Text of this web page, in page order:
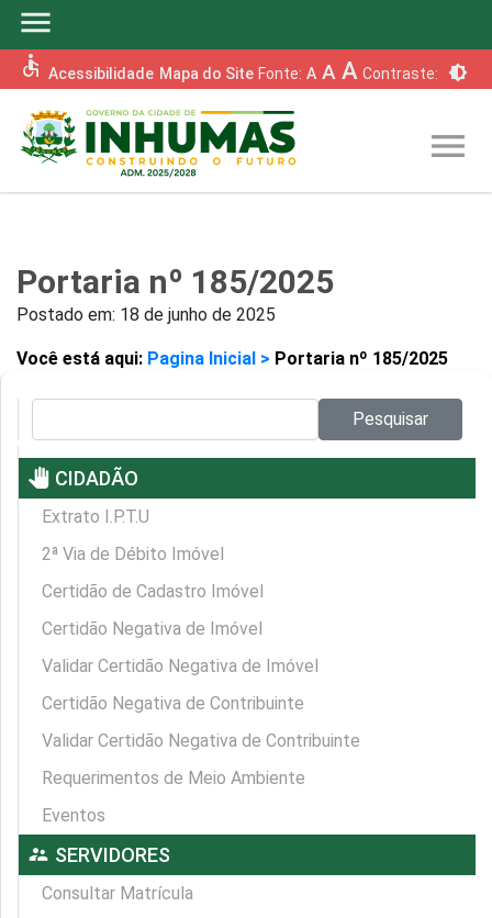
menu
accessible Acessibilidade Mapa do Site Fonte: A A A Contraste: brightness_6
menu
Portaria nº 185/2025
Postado em: 18 de junho de 2025
Você está aqui: Pagina Inicial > Portaria nº 185/2025
Pesquisar
pan_tool CIDADÃO
Extrato I.P.T.U
2ª Via de Débito Imóvel
Certidão de Cadastro Imóvel
Certidão Negativa de Imóvel
Validar Certidão Negativa de Imóvel
Certidão Negativa de Contribuinte
Validar Certidão Negativa de Contribuinte
Requerimentos de Meio Ambiente
Eventos
supervisor_account SERVIDORES
Consultar Matrícula